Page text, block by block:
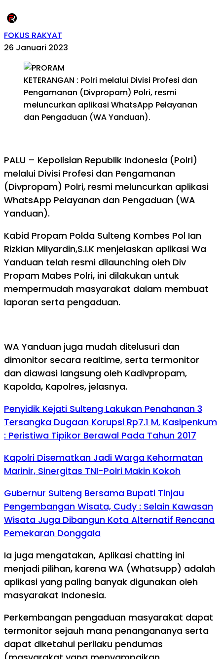
FOKUS RAKYAT
26 Januari 2023
KETERANGAN : Polri melalui Divisi Profesi dan
Pengamanan (Divpropam) Polri, resmi
meluncurkan aplikasi WhatsApp Pelayanan
dan Pengaduan (WA Yanduan).
PALU – Kepolisian Republik Indonesia (Polri)
melalui Divisi Profesi dan Pengamanan
(Divpropam) Polri, resmi meluncurkan aplikasi
WhatsApp Pelayanan dan Pengaduan (WA
Yanduan).
Kabid Propam Polda Sulteng Kombes Pol Ian
Rizkian Milyardin,S.I.K menjelaskan aplikasi Wa
Yanduan telah resmi dilaunching oleh Div
Propam Mabes Polri, ini dilakukan untuk
mempermudah masyarakat dalam membuat
laporan serta pengaduan.
WA Yanduan juga mudah ditelusuri dan
dimonitor secara realtime, serta termonitor
dan diawasi langsung oleh Kadivpropam,
Kapolda, Kapolres, jelasnya.
Penyidik Kejati Sulteng Lakukan Penahanan 3
Tersangka Dugaan Korupsi Rp7.1 M, Kasipenkum
: Peristiwa Tipikor Berawal Pada Tahun 2017
Kapolri Disematkan Jadi Warga Kehormatan
Marinir, Sinergitas TNI-Polri Makin Kokoh
Gubernur Sulteng Bersama Bupati Tinjau
Pengembangan Wisata, Cudy : Selain Kawasan
Wisata Juga Dibangun Kota Alternatif Rencana
Pemekaran Donggala
Ia juga mengatakan, Aplikasi chatting ini
menjadi pilihan, karena WA (Whatsupp) adalah
aplikasi yang paling banyak digunakan oleh
masyarakat Indonesia.
Perkembangan pengaduan masyarakat dapat
termonitor sejauh mana penangananya serta
dapat diketahui perilaku pendumas